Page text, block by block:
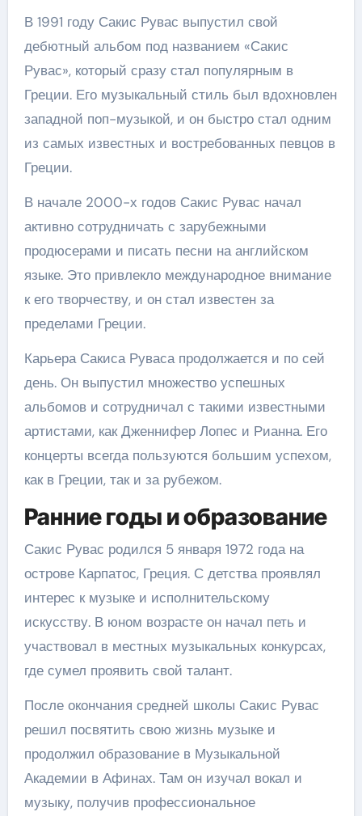
В 1991 году Сакис Рувас выпустил свой
дебютный альбом под названием «Сакис
Рувас», который сразу стал популярным в
Греции. Его музыкальный стиль был вдохновлен
западной поп-музыкой, и он быстро стал одним
из самых известных и востребованных певцов в
Греции.
В начале 2000-х годов Сакис Рувас начал
активно сотрудничать с зарубежными
продюсерами и писать песни на английском
языке. Это привлекло международное внимание
к его творчеству, и он стал известен за
пределами Греции.
Карьера Сакиса Руваса продолжается и по сей
день. Он выпустил множество успешных
альбомов и сотрудничал с такими известными
артистами, как Дженнифер Лопес и Рианна. Его
концерты всегда пользуются большим успехом,
как в Греции, так и за рубежом.
Ранние годы и образование
Сакис Рувас родился 5 января 1972 года на
острове Карпатос, Греция. С детства проявлял
интерес к музыке и исполнительскому
искусству. В юном возрасте он начал петь и
участвовал в местных музыкальных конкурсах,
где сумел проявить свой талант.
После окончания средней школы Сакис Рувас
решил посвятить свою жизнь музыке и
продолжил образование в Музыкальной
Академии в Афинах. Там он изучал вокал и
музыку, получив профессиональное